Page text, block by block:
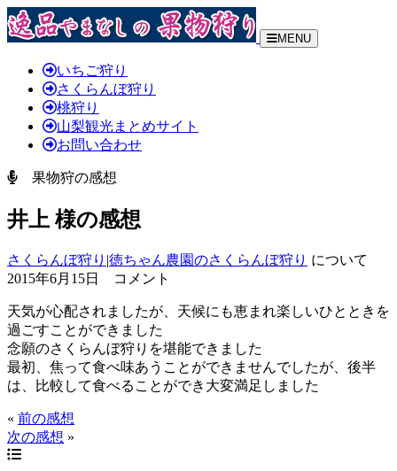
MENU
いちご狩り
さくらんぼ狩り
桃狩り
山梨観光まとめサイト
お問い合わせ
果物狩の感想
井上 様の感想
さくらんぼ狩り |徳ちゃん農園のさくらんぼ狩り について
2015年6月15日 コメント
天気が心配されましたが、天候にも恵まれ楽しいひとときを
過ごすことができました
念願のさくらんぼ狩りを堪能できました
最初、焦って食べ味あうことができませんでしたが、後半
は、比較して食べることができ大変満足しました
« 前の感想
次の感想 »